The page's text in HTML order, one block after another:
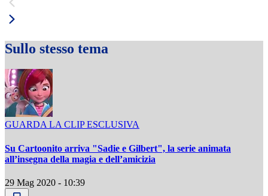
Sullo stesso tema
GUARDA LA CLIP ESCLUSIVA
Su Cartoonito arriva "Sadie e Gilbert", la serie animata
all’insegna della magia e dell’amicizia
29 Mag 2020 - 10:39